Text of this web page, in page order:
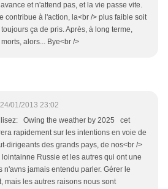
et n'attend pas, et la vie passe vite.
contribue à l'action, la<br /> plus faible soit
ça de pris. Après, à long terme,
alors... Bye<br />
24/01/2013 23:02
lisez: Owing the weather by 2025 cet
rapidement sur les intentions en voie de
dirigeants des grands pays, de nos<br />
Russie et les autres qui ont une
n'avns jamais entendu parler. Gérer le
mais les autres raisons nous sont